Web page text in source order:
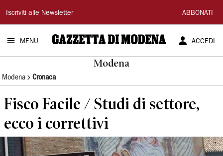
Gazzetta
di
Modena
Iscriviti alle Newsletter ABBONATI
MENU ACCEDI
Modena
Modena Cronaca
Fisco Facile / Studi di settore,
ecco i correttivi